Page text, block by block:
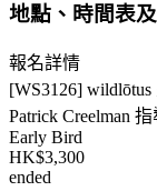
地點、時間表
報名詳情
[WS3126]
Patrick Creelman
Early Bird
HK$3,300
ended